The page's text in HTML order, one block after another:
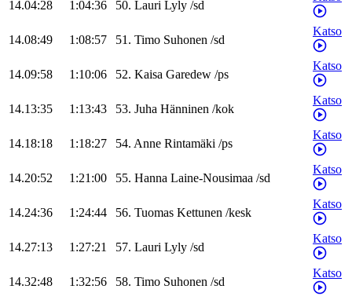
14.04:28 1:04:36 50. Lauri Lyly /sd
14.08:49 1:08:57 51. Timo Suhonen /sd
Katso
14.09:58 1:10:06 52. Kaisa Garedew /ps
Katso
14.13:35 1:13:43 53. Juha Hänninen /kok
Katso
14.18:18 1:18:27 54. Anne Rintamäki /ps
Katso
14.20:52 1:21:00 55. Hanna Laine-Nousimaa /sd
Katso
14.24:36 1:24:44 56. Tuomas Kettunen /kesk
Katso
14.27:13 1:27:21 57. Lauri Lyly /sd
Katso
14.32:48 1:32:56 58. Timo Suhonen /sd
Katso